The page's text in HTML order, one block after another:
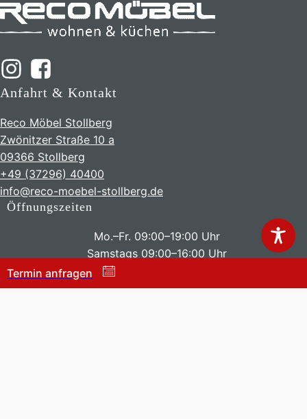
Termin anfragen
Anfahrt & Kontakt
Reco Möbel Stollberg
Zwönitzer Straße 10 a
09366 Stollberg
+49 (37296) 40400
info@reco-moebel-stollberg.de
Öffnungszeiten
Mo.–Fr. 09:00–19:00 Uhr
Samstags 09:00–16:00 Uhr